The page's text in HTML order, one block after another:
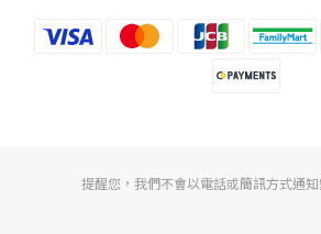
提醒您，我們不會以電話或簡訊方式通知